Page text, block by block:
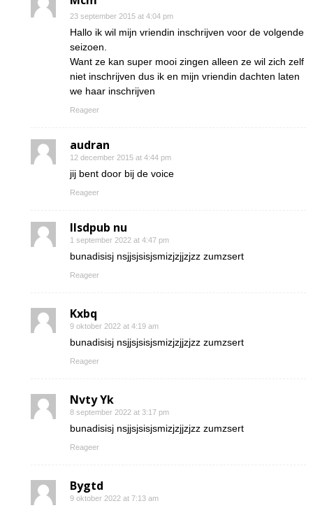
23 september 2015 at 4:04 pm
Hallo ik wil mijn vriendin inschrijven voor de volgende
seizoen.
Want ze kan super mooi zingen alleen ze wil zich zelf
niet inschrijven dus ik en mijn vriendin dachten laten
we haar inschrijven
Reageer
audran
12 december 2015 at 4:44 pm
jij bent door bij de voice
Reageer
Ilsdpub nu
1 september 2022 at 4:47 pm
bunadisisj nsjjsjsisjsmizjzjjzjzz zumzsert
Reageer
Kxbq
9 oktober 2022 at 4:19 am
bunadisisj nsjjsjsisjsmizjzjjzjzz zumzsert
Reageer
Nvty Yk
8 september 2022 at 3:17 pm
bunadisisj nsjjsjsisjsmizjzjjzjzz zumzsert
Reageer
Bygtd
9 oktober 2022 at 7:13 am